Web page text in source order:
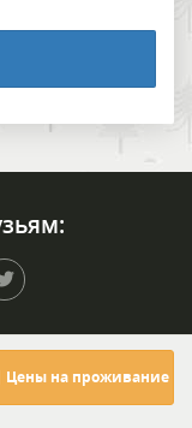
Цены на проживание